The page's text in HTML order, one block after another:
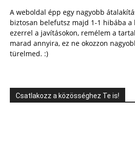
A weboldal épp egy nagyobb
biztosan belefutsz majd 1-1 hibába a
ezerrel a javításokon, remélem a
marad annyira, ez ne okozzon
türelmed. :)
Csatlakozz a közösséghez Te is!